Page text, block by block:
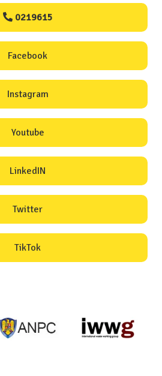
0219615
Facebook
Instagram
Youtube
LinkedIN
Twitter
TikTok